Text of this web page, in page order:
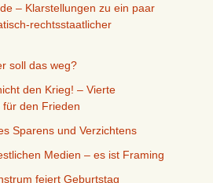
– Klarstellungen zu ein paar
rechtsstaatlicher
soll das weg?
den Krieg! – Vierte
den Frieden
Sparens und Verzichtens
Medien – es ist Framing
feiert Geburtstag